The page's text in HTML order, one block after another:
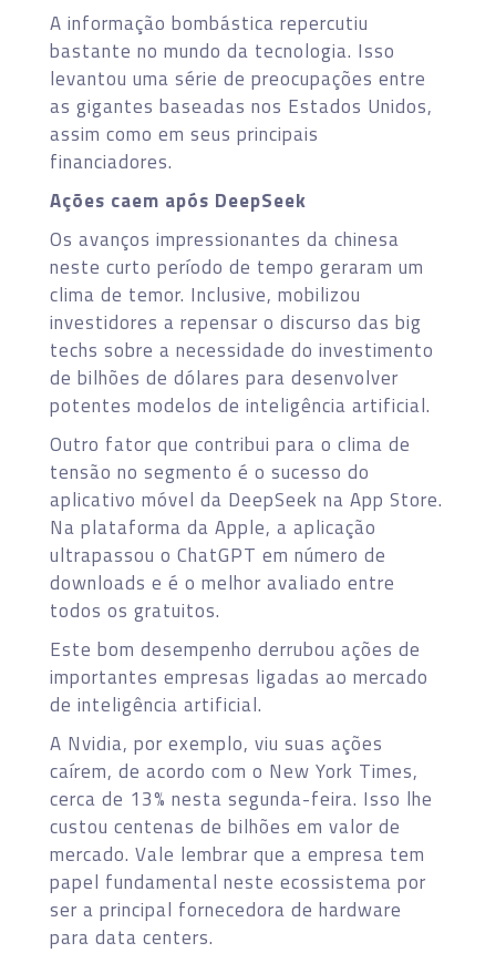
A informação bombástica repercutiu
bastante no mundo da tecnologia. Isso
levantou uma série de preocupações entre
as gigantes baseadas nos Estados Unidos,
assim como em seus principais
financiadores.
Ações caem após DeepSeek
Os avanços impressionantes da chinesa
neste curto período de tempo geraram um
clima de temor. Inclusive, mobilizou
investidores a repensar o discurso das big
techs sobre a necessidade do investimento
de bilhões de dólares para desenvolver
potentes modelos de inteligência artificial.
Outro fator que contribui para o clima de
tensão no segmento é o sucesso do
aplicativo móvel da DeepSeek na App Store.
Na plataforma da Apple, a aplicação
ultrapassou o ChatGPT em número de
downloads e é o melhor avaliado entre
todos os gratuitos.
Este bom desempenho derrubou ações de
importantes empresas ligadas ao mercado
de inteligência artificial.
A Nvidia, por exemplo, viu suas ações
caírem, de acordo com o New York Times,
cerca de 13% nesta segunda-feira. Isso lhe
custou centenas de bilhões em valor de
mercado. Vale lembrar que a empresa tem
papel fundamental neste ecossistema por
ser a principal fornecedora de hardware
para data centers.